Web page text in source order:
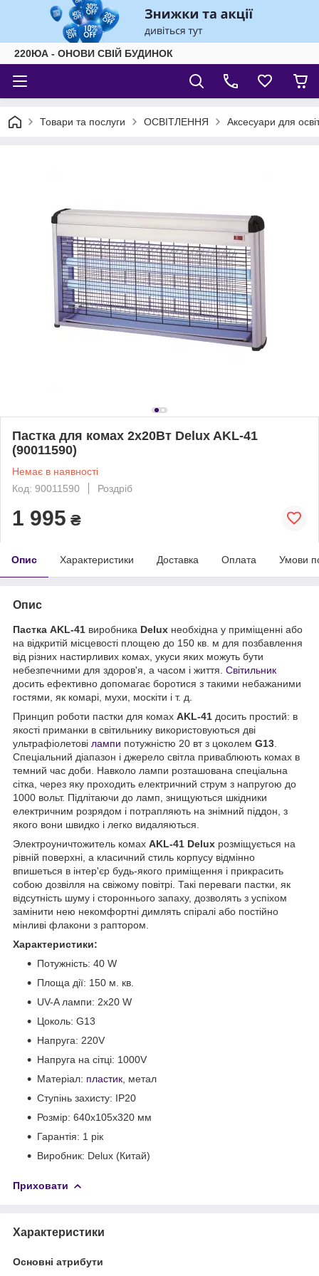
220ЮА - ОНОВИ СВІЙ БУДИНОК
Товари та послуги ОСВІТЛЕННЯ Аксесуари для
Пастка для комах 2х20Вт Delux AKL-41
(90011590)
Немає в наявності
Код: 90011590
Роздріб
1 995 ₴
Опис Характеристики Доставка Оплата Умови
Опис
Пастка AKL-41 виробника Delux необхідна у приміщенні або
на відкритій місцевості площею до 150 кв. м для позбавлення
від різних настирливих комах, укуси яких можуть бути
небезпечними для здоров'я, а часом і життя. Світильник
досить ефективно допомагає боротися з такими небажаними
гостями, як комарі, мухи, москіти і т. д.
Принцип роботи пастки для комах AKL-41 досить простий: в
якості приманки в світильнику використовуються дві
ультрафіолетові лампи потужністю 20 вт з цоколем G13
Спеціальний діапазон і джерело світла приваблюють комах в
темний час доби. Навколо лампи розташована спеціальна
сітка, через яку проходить електричний струм з напругою до
1000 вольт. Підлітаючи до ламп, знищуються шкідники
електричним розрядом і потрапляють на знімний піддон, з
якого вони швидко і легко видаляються.
Электроуничтожитель комах AKL-41 Delux розміщується на
рівній поверхні, а класичний стиль корпусу відмінно
впишеться в інтер'єр будь-якого приміщення і прикрасить
собою дозвілля на свіжому повітрі. Такі переваги пастки, як
відсутність шуму і стороннього запаху, дозволять з успіхом
замінити нею некомфортні димлять спіралі або постійно
мінливі флакони з раптором.
Характеристики:
Потужність: 40 W
Площа дії: 150 м. кв.
UV-A лампи: 2x20 W
Цоколь: G13
Напруга: 220V
Напруга на сітці: 1000V
Матеріал: пластик , метал
Ступінь захисту: IP20
Розмір: 640x105x320 мм
Гарантія: 1 рік
Виробник: Delux (Китай)
Приховати
Характеристики
Основні атрибути